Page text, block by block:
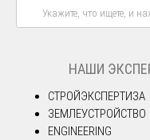
НАШИ
СТРОЙЭКСПЕРТИЗА
ЗЕМЛЕУСТРОЙСТВО
ENGINEERING